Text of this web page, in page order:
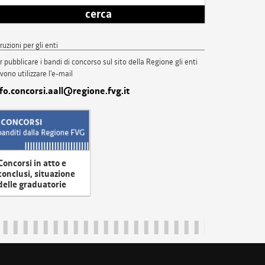
cerca
per gli enti
pubblicare i bandi di concorso sul sito della Regione gli enti
utilizzare l'e-mail
in atto e
situazione
graduatorie